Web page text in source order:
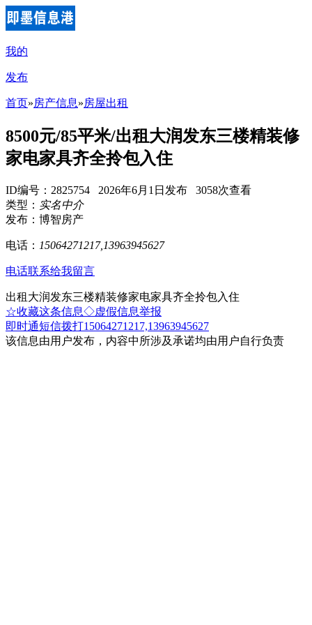
我的
发布
首页»房产信息»房屋出租
8500元/85平米/出租大润发东三楼精装修
家电家具齐全拎包入住
ID编号：2825754 2026年6月1日发布 3058次查看
类型： 实名中介
发布：博智房产
电话： 15064271217,13963945627
电话联系给我留言
出租大润发东三楼精装修家电家具齐全拎包入住
☆收藏这条信息◇虚假信息举报
即时通短信拨打15064271217,13963945627
该信息由用户发布，内容中所涉及承诺均由用户自行负责